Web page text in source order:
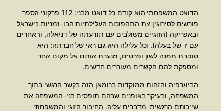
הדואט המשפחתי הוא קודם כל דואט מבני: 112 פרקוני הספר
פורשים לסירוגין את התהפוכות העלילתיות הבו-זמניות בישראל
ובאפריקה (הזוגיים משולבים עם תודעתה של דניאלה, והאחרים
עם זו של בעלה). וכל עלילה היא גם ראי של חברתה: היא
סופחת ממנה לשון ופרטים, מנערת אותם אל מקום אחר
ומספקת להם הקשרים מעוררים חדשים.
הביוגרפיה והזהות ממוקדות ברומאן הזה בקשר הרגשי בתוך
המשפחה, ובעיקר באופנים שבהם תופסים בני-המשפחה את
שייכותם הרגשית ומדברים עליה. החיבור הזוגי והמשפחתי